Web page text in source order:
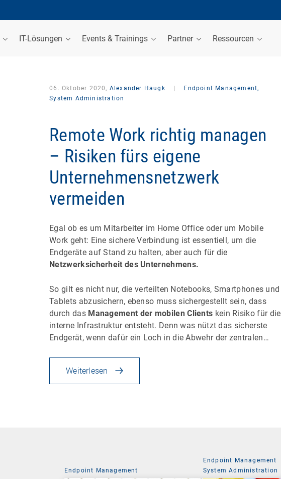
IT-Lösungen Events & Trainings Partner Ressourcen
06. Oktober 2020, Alexander Haugk
Endpoint Management,
System Administration
Remote Work richtig managen
– Risiken fürs eigene
Unternehmensnetzwerk
vermeiden
Egal ob es um Mitarbeiter im Home Office oder um Mobile
Work geht: Eine sichere Verbindung ist essentiell, um die
Endgeräte auf Stand zu halten, aber auch für die
Netzwerksicherheit des Unternehmens.
So gilt es nicht nur, die verteilten Notebooks, Smartphones und
Tablets abzusichern, ebenso muss sichergestellt sein, dass
durch das Management der mobilen Clients kein Risiko für die
interne Infrastruktur entsteht. Denn was nützt das sicherste
Endgerät, wenn dafür ein Loch in die Abwehr der zentralen…
Weiterlesen
Endpoint Management
Endpoint Management
System Administration